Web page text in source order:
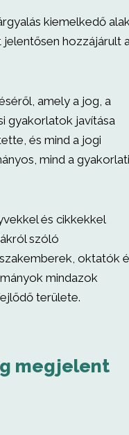
kiemelkedő
hozzájárult
amely a jog, a
gyakorlatok javítása
és mind a jogi
mind a gyakorlati
és cikkekkel
szóló
oktatók
mindazok
területe.
megjelent